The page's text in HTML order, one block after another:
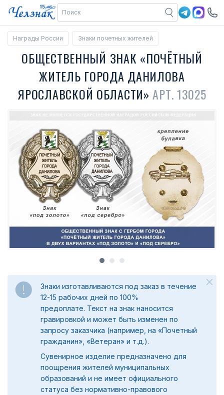
Награды России Знаки почетных жителей
ОБЩЕСТВЕННЫЙ ЗНАК «ПОЧЁТНЫЙ
ЖИТЕЛЬ ГОРОДА ДАНИЛОВА
ЯРОСЛАВСКОЙ ОБЛАСТИ»АРТ. 13025
Знаки изготавливаются под заказ в течение
12-15 рабочих дней по 100%
предоплате. Текст на знак наносится
гравировкой и может быть изменен по
запросу заказчика (например, на «Почетный
гражданин», «Ветеран» и т.д.).
Сувенирное изделие предназначено для
поощрения жителей муниципальных
образований и не имеет официального
статуса без нормативно-правового